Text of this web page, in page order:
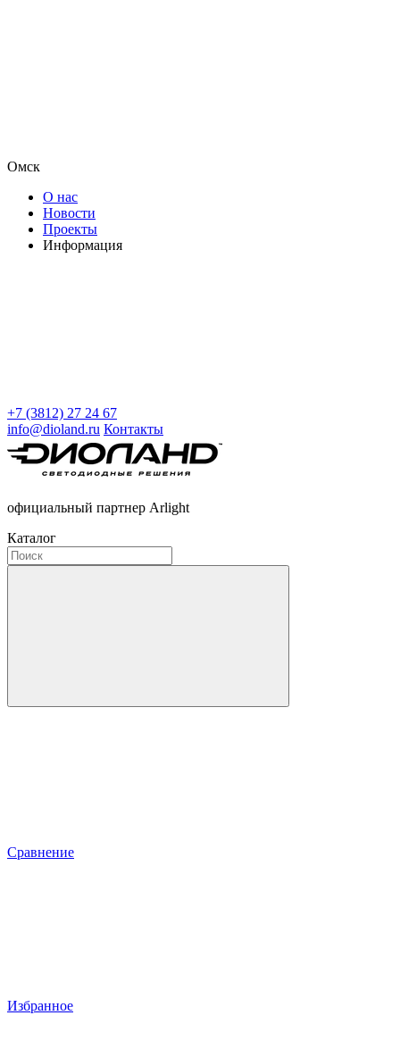
Омск
О нас
Новости
Проекты
Информация
+7 (3812) 27 24 67
info@dioland.ru Контакты
официальный партнер Arlight
Каталог
Сравнение
Избранное